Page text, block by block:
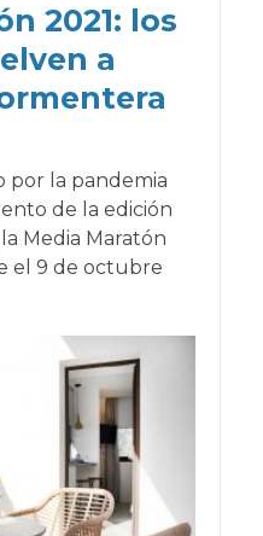
2021: los
a
por la pandemia
de la edición
Media Maratón
el 9 de octubre